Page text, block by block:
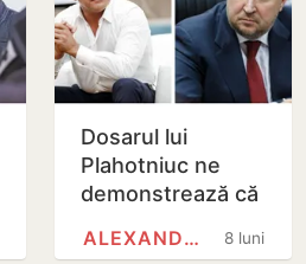
Dosarul lui
Plahotniuc ne
demonstrează că
selectivă și
8 luni
ALEXANDRU TĂNASE